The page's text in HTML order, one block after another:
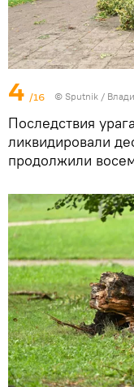
4 /16 © Sputnik /
Последствия
ликвидировали
продолжили